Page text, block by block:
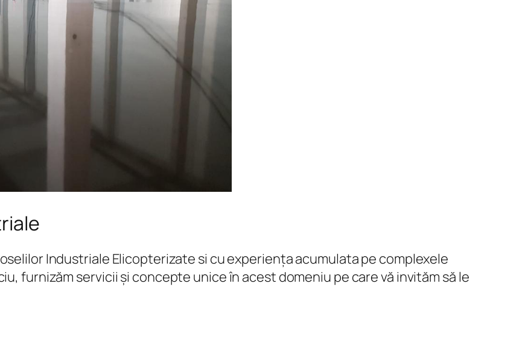
Industriale Elicopterizate si cu experiența acumulata pe complexele
furnizăm servicii și concepte unice în acest domeniu pe care vă invităm să le